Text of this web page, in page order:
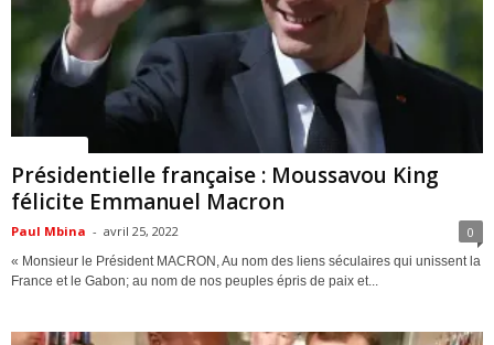
Présidentielle française : Moussavou King
félicite Emmanuel Macron
Paul Mbina - avril 25, 2022 0
« Monsieur le Président MACRON, Au nom des liens séculaires qui unissent la
France et le Gabon; au nom de nos peuples épris de paix et...